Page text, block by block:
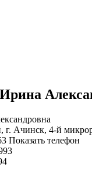
г. Ачинск, 4-й
Показать телефон